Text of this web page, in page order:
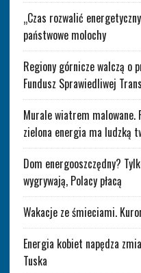
„Czas rozwalić
państwowe molochy
Regiony górnicze walczą o
Fundusz Sprawiedliwej
Murale wiatrem malowane.
zielona energia ma ludzką
Dom energooszczędny?
wygrywają, Polacy płacą
Wakacje ze śmieciami.
Energia kobiet napędza
Tuska